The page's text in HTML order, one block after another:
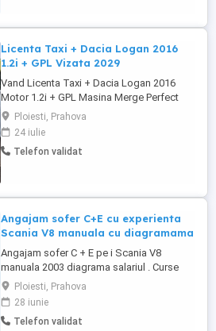
Licenta Taxi + Dacia Logan 2016
1.2i + GPL Vizata 2029
Vand Licenta Taxi + Dacia Logan 2016
Motor 1.2i + GPL Masina Merge Perfect
Foarte Multe Piese Noi Puse Pe Ea Cu
Facturi etc. Licenta este vizata pana in
2029. Pret 5500 Negociabil Se Vinde Fără
Firma
Ploiesti, Prahova
24 iulie
Telefon validat
Angajam sofer C+E cu experienta
Scania V8 manuala cu diagramama
Angajam sofer C + E pe i Scania V8
manuala 2003 diagrama salariul . Curse
intern di dislocarea pe tara salariu bună și
diurna aferenta. Cautam sofer cu
experienta . Salariul poate oscila de la
7500ron . Decontam transport pana la
Ploiesti, Prahova
28 iunie
Telefon validat